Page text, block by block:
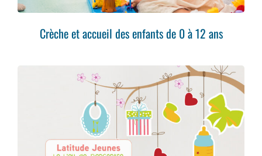
Crèche et accueil des enfants de 0 à 12 ans